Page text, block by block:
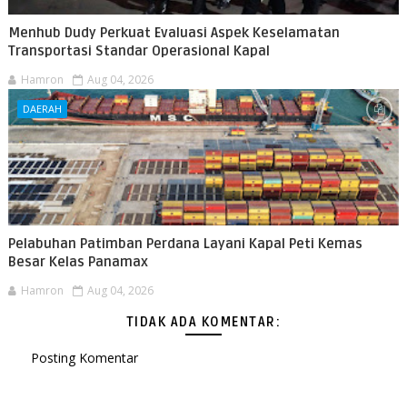
Menhub Dudy Perkuat Evaluasi Aspek Keselamatan
Transportasi Standar Operasional Kapal
Hamron Aug 04, 2026
DAERAH
Pelabuhan Patimban Perdana Layani Kapal Peti Kemas
Besar Kelas Panamax
Hamron Aug 04, 2026
TIDAK ADA KOMENTAR:
Posting Komentar